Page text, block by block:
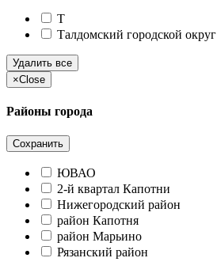
Т
Талдомский городской округ
Удалить все
×Close
Районы города
Сохранить
ЮВАО
2-й квартал Капотни
Нижегородский район
район Капотня
район Марьино
Рязанский район